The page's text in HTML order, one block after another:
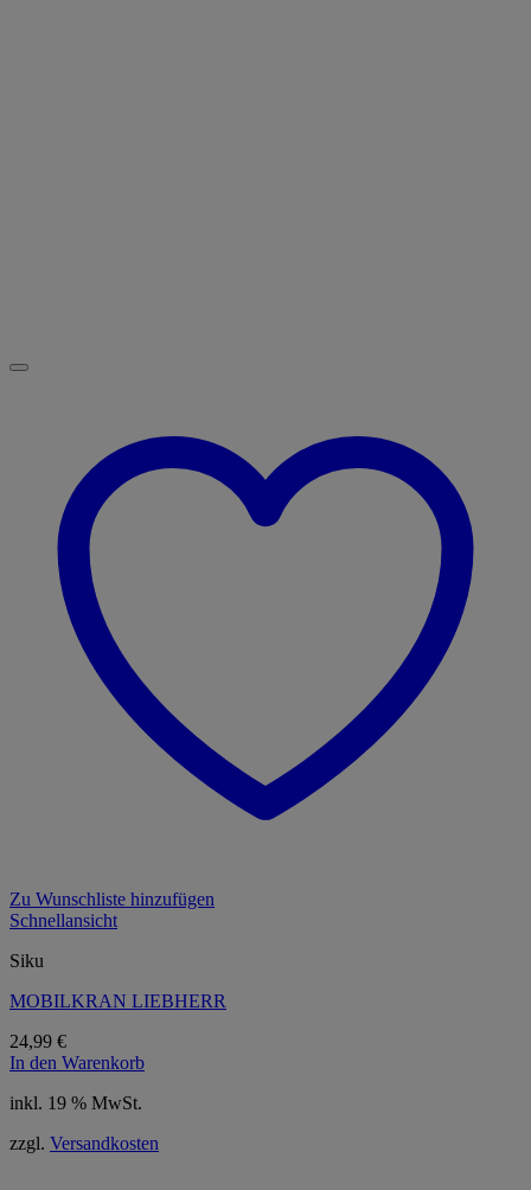
Zu Wunschliste hinzufügen
Schnellansicht
Siku
MOBILKRAN LIEBHERR
24,99 €
In den Warenkorb
inkl. 19 % MwSt.
zzgl. Versandkosten